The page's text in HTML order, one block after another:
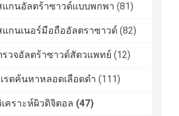
แกนอัลตร้าซาวด์แบบพกพา (81)
แกนเนอร์มือถืออัลตราซาวด์ (82)
รวจอัลตร้าซาวด์สัตวแพทย์ (12)
รดค้นหาหลอดเลือดดำ (111)
เคราะห์ผิวดิจิตอล (47)